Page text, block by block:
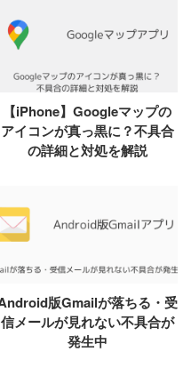
【iPhone】Googleマップの
アイコンが真っ黒に？不具合
の詳細と対処を解説
版Gmailが落ちる・受
信メールが見れない不具合が
発生中